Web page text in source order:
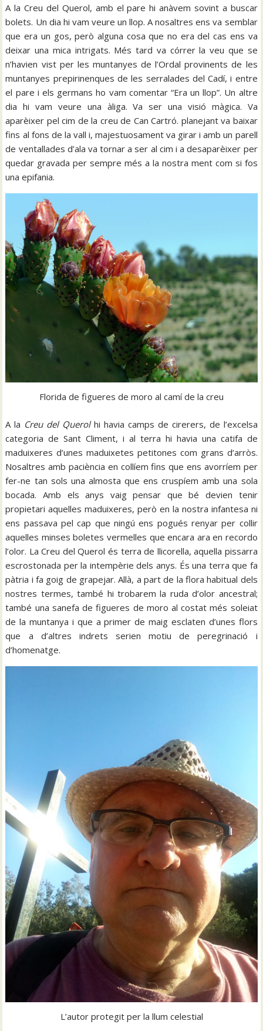
A la Creu del Querol, amb el pare hi anàvem sovint a buscar
bolets. Un dia hi vam veure un llop. A nosaltres ens va semblar
que era un gos, però alguna cosa que no era del cas ens va
deixar una mica intrigats. Més tard va córrer la veu que se
n’havien vist per les muntanyes de l’Ordal provinents de les
muntanyes prepirinenques de les serralades del Cadí, i entre
el pare i els germans ho vam comentar “Era un llop”. Un altre
dia hi vam veure una àliga. Va ser una visió màgica. Va
aparèixer pel cim de la creu de Can Cartró. planejant va baixar
fins al fons de la vall i, majestuosament va girar i amb un parell
de ventallades d’ala va tornar a ser al cim i a desaparèixer per
quedar gravada per sempre més a la nostra ment com si fos
una epifania.
Florida de figueres de moro al camí de la creu
A la Creu del Querolhi havia camps de cirerers, de l’excelsa
categoria de Sant Climent, i al terra hi havia una catifa de
maduixeres d’unes maduixetes petitones com grans d’arròs.
Nosaltres amb paciència en collíem fins que ens avorríem per
fer-ne tan sols una almosta que ens cruspíem amb una sola
bocada. Amb els anys vaig pensar que bé devien tenir
propietari aquelles maduixeres, però en la nostra infantesa ni
ens passava pel cap que ningú ens pogués renyar per collir
aquelles minses boletes vermelles que encara ara en recordo
l’olor. La Creu del Querol és terra de llicorella, aquella pissarra
escrostonada per la intempèrie dels anys. És una terra que fa
pàtria i fa goig de grapejar. Allà, a part de la flora habitual dels
nostres termes, també hi trobarem la ruda d’olor ancestral;
també una sanefa de figueres de moro al costat més soleiat
de la muntanya i que a primer de maig esclaten d’unes flors
que a d’altres indrets serien motiu de peregrinació i
d’homenatge.
L’autor protegit per la llum celestial